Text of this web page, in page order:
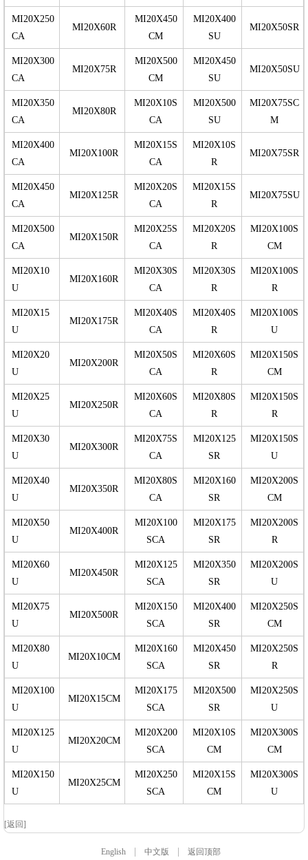
MI20X250
CA
MI20X60R
MI20X450
CM
MI20X400
SU
MI20X50SR
MI20X300
CA
MI20X75R
MI20X500
CM
MI20X450
SU
MI20X50SU
MI20X350
CA
MI20X80R
MI20X10S
CA
MI20X500
SU
MI20X75SC
M
MI20X400
CA
MI20X100R
MI20X15S
CA
MI20X10S
R
MI20X75SR
MI20X450
CA
MI20X125R
MI20X20S
CA
MI20X15S
R
MI20X75SU
MI20X500
CA
MI20X150R
MI20X25S
CA
MI20X20S
R
MI20X100S
CM
MI20X10
U
MI20X160R
MI20X30S
CA
MI20X30S
R
MI20X100S
R
MI20X15
U
MI20X175R
MI20X40S
CA
MI20X40S
R
MI20X100S
U
MI20X20
U
MI20X200R
MI20X50S
CA
MI20X60S
R
MI20X150S
CM
MI20X25
U
MI20X250R
MI20X60S
CA
MI20X80S
R
MI20X150S
R
MI20X30
U
MI20X300R
MI20X75S
CA
MI20X125
SR
MI20X150S
U
MI20X40
U
MI20X350R
MI20X80S
CA
MI20X160
SR
MI20X200S
CM
MI20X50
U
MI20X400R
MI20X100
SCA
MI20X175
SR
MI20X200S
R
MI20X60
U
MI20X450R
MI20X125
SCA
MI20X350
SR
MI20X200S
U
MI20X75
U
MI20X500R
MI20X150
SCA
MI20X400
SR
MI20X250S
CM
MI20X80
U
MI20X10CM
MI20X160
SCA
MI20X450
SR
MI20X250S
R
MI20X100
U
MI20X15CM
MI20X175
SCA
MI20X500
SR
MI20X250S
U
MI20X125
U
MI20X20CM
MI20X200
SCA
MI20X10S
CM
MI20X300S
CM
MI20X150
U
MI20X25CM
MI20X250
SCA
MI20X15S
CM
MI20X300S
U
[返回]
English 中文版 返回顶部